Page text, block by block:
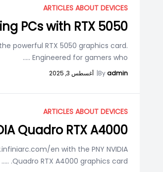
ARTICLES ABOUT DEVICES
PCs with RTX 5050
powerful RTX 5050 graphics card.
Engineered for gamers who
.....
Byadmin
| أغسطس 3, 2025
ARTICLES ABOUT DEVICES
Quadro RTX A4000
en with the PNY NVIDIA
Quadro RTX A4000 graphics card.
.....